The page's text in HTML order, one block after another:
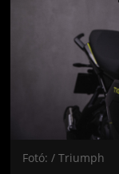
Fotó: / Triumph